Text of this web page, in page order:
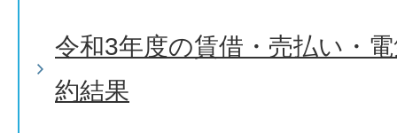
令和3年度の賃借・売払い・
約結果